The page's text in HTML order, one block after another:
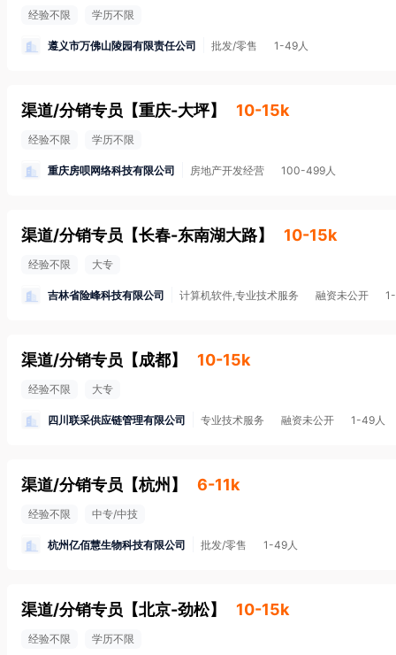
经验不限 学历不限
遵义市万佛山陵园有限责任公司 批发/零售 1-49人
渠道/分销专员 【重庆-大坪】 10-15k
经验不限 学历不限
重庆房呗网络科技有限公司 房地产开发经营 100-499人
渠道/分销专员 【长春-东南湖大路】 10-15k
经验不限 大专
吉林省险峰科技有限公司 计算机软件,专业技术服务 融资未公开
渠道/分销专员 【成都】 10-15k
经验不限 大专
四川联采供应链管理有限公司 专业技术服务 融资未公开 1-49人
渠道/分销专员 【杭州 】 6-11k
经验不限 中专/中技
杭州亿佰慧生物科技有限公司 批发/零售 1-49人
渠道/分销专员 【北京-劲松】 10-15k
经验不限 学历不限